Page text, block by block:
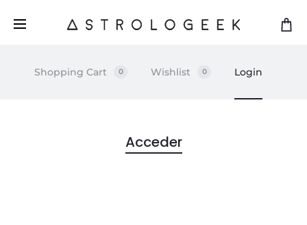
Shopping Cart 0 Wishlist 0 Login
Acceder